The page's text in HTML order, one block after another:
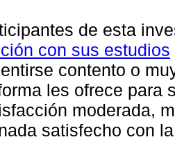
de esta
con sus estudios
contento o
les ofrece para
moderada,
satisfecho con